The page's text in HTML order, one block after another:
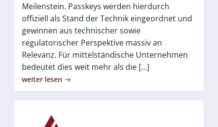
Meilenstein. Passkeys werden hierdurch
offiziell als Stand der Technik eingeordnet und
gewinnen aus technischer sowie
regulatorischer Perspektive massiv an
Relevanz. Für mittelständische Unternehmen
bedeutet dies weit mehr als die […]
weiter lesen